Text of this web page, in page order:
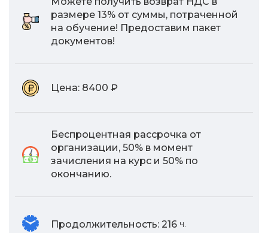
размере 13% от суммы, потраченной
на обучение! Предоставим пакет
документов!
Цена: 8400 ₽
Беспроцентная рассрочка от
организации, 50% в момент
зачисления на курс и 50% по
окончанию.
Продолжительность: 216 ч.